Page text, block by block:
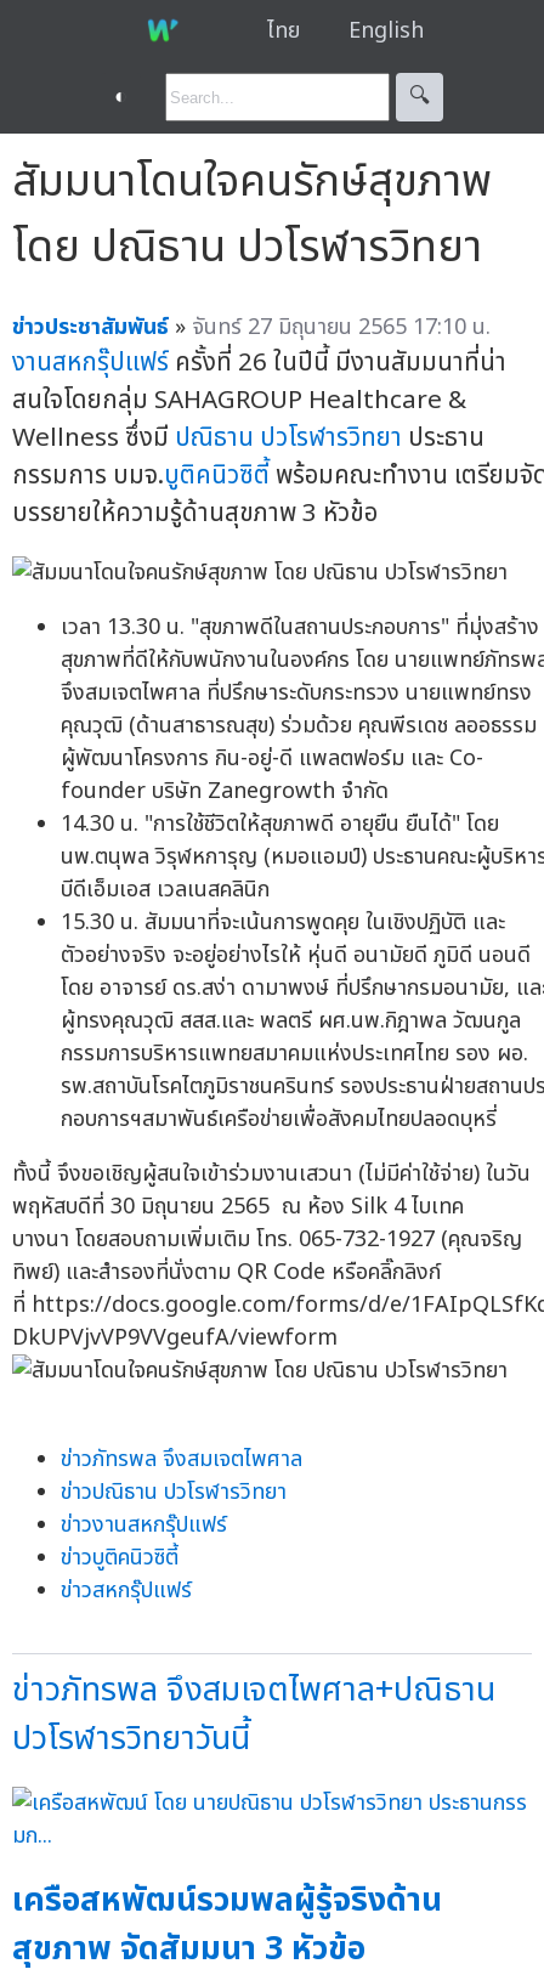
ไทย English
◐ 🔍︎
สัมมนาโดนใจคนรักษ์สุขภาพ
โดย ปณิธาน ปวโรฬารวิทยา
ข่าวประชาสัมพันธ์ » จันทร์ 27 มิถุนายน 2565 17:10 น.
งานสหกรุ๊ปแฟร์ ครั้งที่ 26 ในปีนี้ มีงานสัมมนาที่น่า
สนใจโดยกลุ่ม SAHAGROUP Healthcare &
Wellness ซึ่งมี ปณิธาน ปวโรฬารวิทยา ประธาน
กรรมการ บมจ.บูติคนิวซิตี้ พร้อมคณะทำงาน เตรียมจั
บรรยายให้ความรู้ด้านสุขภาพ 3 หัวข้อ
เวลา 13.30 น. "สุขภาพดีในสถานประกอบการ" ที่มุ่งสร้าง
สุขภาพที่ดีให้กับพนักงานในองค์กร โดย นายแพทย์ภัทรพ
จึงสมเจตไพศาล ที่ปรึกษาระดับกระทรวง นายแพทย์ทรง
คุณวุฒิ (ด้านสาธารณสุข) ร่วมด้วย คุณพีรเดช ลออธรรม
ผู้พัฒนาโครงการ กิน-อยู่-ดี แพลตฟอร์ม และ Co-
founder บริษัท Zanegrowth จำกัด
14.30 น. "การใช้ชีวิตให้สุขภาพดี อายุยืน ยืนได้" โดย
นพ.ตนุพล วิรุฬหการุญ (หมอแอมป์) ประธานคณะผู้บริหา
บีดีเอ็มเอส เวลเนสคลินิก
15.30 น. สัมมนาที่จะเน้นการพูดคุย ในเชิงปฏิบัติ และ
ตัวอย่างจริง จะอยู่อย่างไรให้ หุ่นดี อนามัยดี ภูมิดี นอนดี
โดย อาจารย์ ดร.สง่า ดามาพงษ์ ที่ปรึกษากรมอนามัย, แล
ผู้ทรงคุณวุฒิ สสส.และ พลตรี ผศ.นพ.กิฎาพล วัฒนกูล
กรรมการบริหารแพทยสมาคมแห่งประเทศไทย รอง ผอ.
รพ.สถาบันโรคไตภูมิราชนครินทร์ รองประธานฝ่ายสถานป
กอบการฯสมาพันธ์เครือข่ายเพื่อสังคมไทยปลอดบุหรี่
ทั้งนี้ จึงขอเชิญผู้สนใจเข้าร่วมงานเสวนา (ไม่มีค่าใช้จ่าย) ในวัน
พฤหัสบดีที่ 30 มิถุนายน 2565 ณ ห้อง Silk 4 ไบเทค
บางนา โดยสอบถามเพิ่มเติม โทร. 065-732-1927 (คุณจริญ
ทิพย์) และสำรองที่นั่งตาม QR Code หรือคลิ๊กลิงก์
ที่ https://docs.google.com/forms/d/e/
DkUPVjvVP9VVgeufA/viewform
ข่าวภัทรพล จึงสมเจตไพศาล
ข่าวปณิธาน ปวโรฬารวิทยา
ข่าวงานสหกรุ๊ปแฟร์
ข่าวบูติคนิวซิตี้
ข่าวสหกรุ๊ปแฟร์
ข่าวภัทรพล จึงสมเจตไพศาล+ปณิธาน
ปวโรฬารวิทยาวันนี้
เครือสหพัฒน์รวมพลผู้รู้จริงด้าน
สุขภาพ จัดสัมมนา 3 หัวข้อ